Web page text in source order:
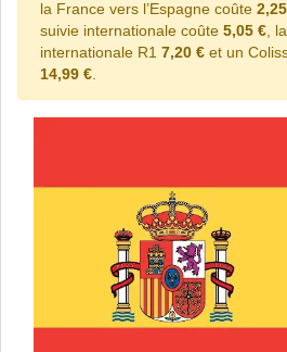
la France vers l’Espagne coûte
suivie internationale coûte 5,05 €,
internationale R1 7,20 € et un
14,99 €.